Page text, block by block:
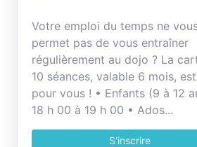
Votre emploi du temps ne
permet pas de vous entraîner
régulièrement au dojo ? La
10 séances, valable 6 mois,
pour vous ! • Enfants (9 à 12
18 h 00 à 19 h 00 • Ados...
S'inscrire